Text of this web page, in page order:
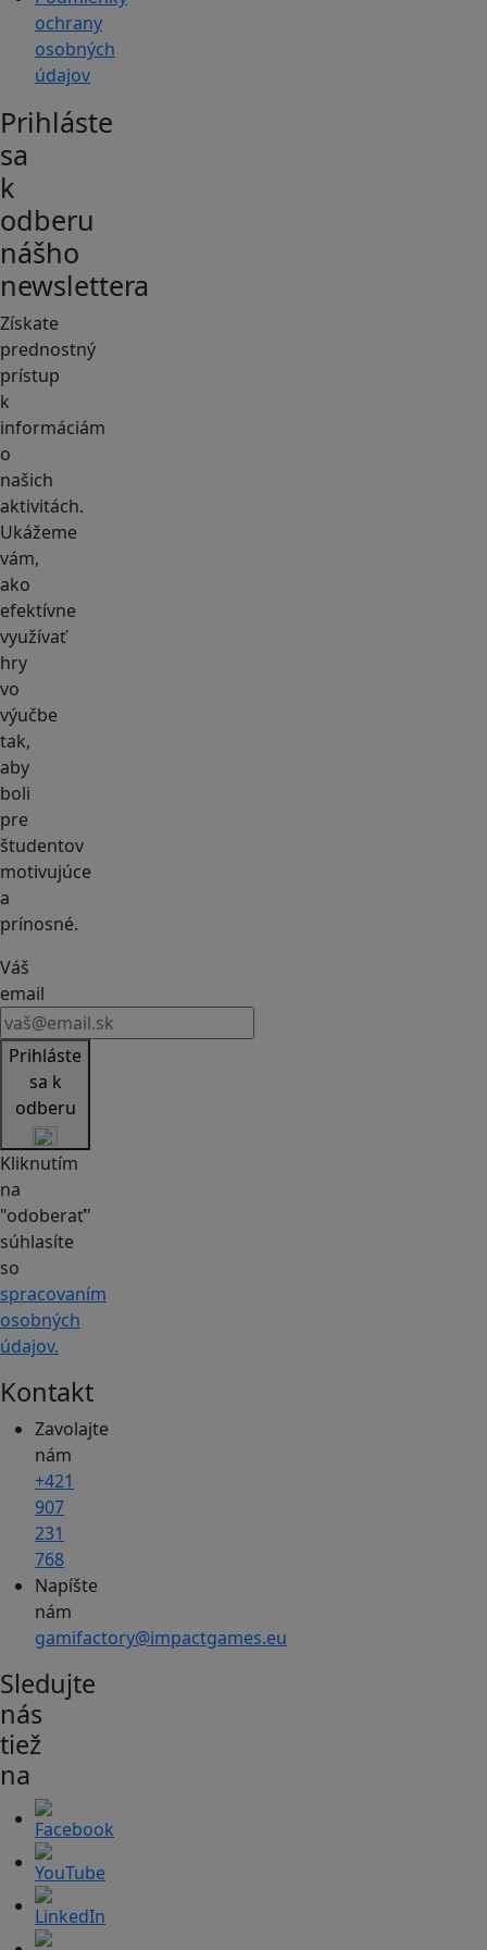
ochrany
osobných
údajov
Prihláste
sa
k
odberu
nášho
newslettera
Získate
prednostný
prístup
k
informáciám
o
našich
aktivitách.
Ukážeme
vám,
ako
efektívne
využívať
hry
vo
výučbe
tak,
aby
boli
pre
študentov
motivujúce
a
prínosné.
Váš
email
Prihláste
sa k
odberu
Kliknutím
na
"odoberať"
súhlasíte
so
spracovaním
osobných
údajov.
Kontakt
Zavolajte
nám
+421
907
231
768
Napíšte
nám
gamifactory@impactgames.eu
Sledujte
nás
tiež
na